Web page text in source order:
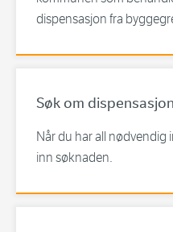
dispensasjon fra
Søk om dispensasjon
Når du har all
inn søknaden.